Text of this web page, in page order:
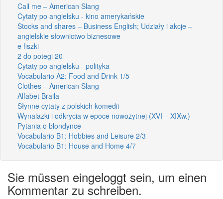
Call me – American Slang
Cytaty po angielsku - kino amerykańskie
Stocks and shares – Business English; Udziały i akcje –
angielskie słownictwo biznesowe
e fiszki
2 do potegi 20
Cytaty po angielsku - polityka
Vocabulario A2: Food and Drink 1/5
Clothes – American Slang
Alfabet Braila
Słynne cytaty z polskich komedii
Wynalazki i odkrycia w epoce nowożytnej (XVI – XIXw.)
Pytania o blondynce
Vocabulario B1: Hobbies and Leisure 2/3
Vocabulario B1: House and Home 4/7
Sie müssen eingeloggt sein, um einen
Kommentar zu schreiben.